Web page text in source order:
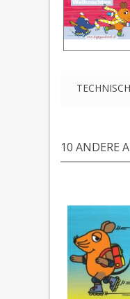
10 ANDERE